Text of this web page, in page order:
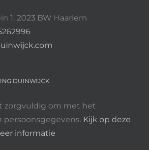
1, 2023 BW Haarlem
DUINWIJCK
zorgvuldig om met het
persoonsgegevens. Kijk op deze
informatie